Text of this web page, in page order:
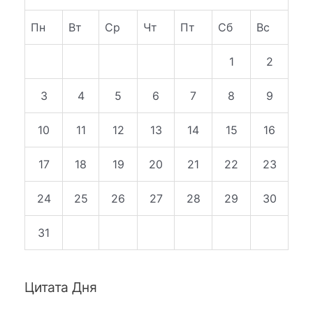
Пн Вт Ср Чт Пт Сб Вс
1 2
3 4 5 6 7 8 9
10 11 12 13 14 15 16
17 18 19 20 21 22 23
24 25 26 27 28 29 30
31
Цитата Дня